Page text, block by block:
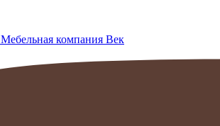
Мебельная компания Век